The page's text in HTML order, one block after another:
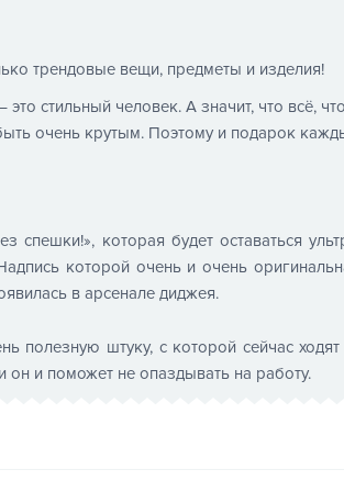
трендовые вещи, предметы и изделия!
стильный человек. А значит, что всё,
очень крутым. Поэтому и подарок
спешки!», которая будет оставаться
которой очень и очень
в арсенале диджея.
полезную штуку, с которой сейчас
он и поможет не опаздывать на работу.